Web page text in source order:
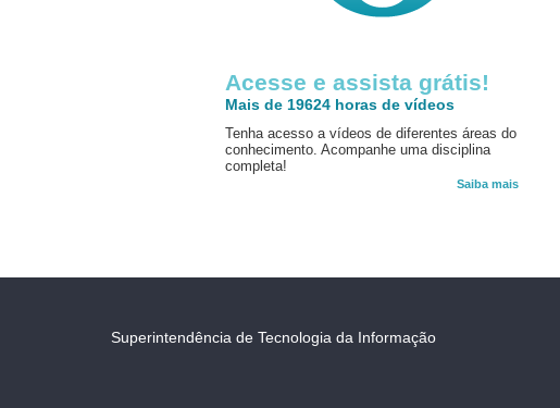
Acesse e assista grátis!
Mais de 19624 horas de vídeos
Tenha acesso a vídeos de diferentes áreas do
conhecimento. Acompanhe uma disciplina
completa!
Saiba mais
Superintendência de Tecnologia da Informação